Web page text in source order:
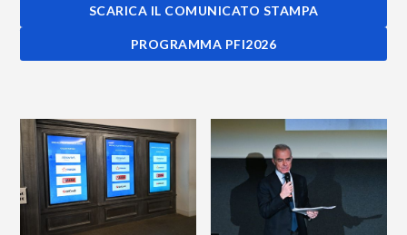
SCARICA IL COMUNICATO STAMPA
PROGRAMMA PFI2026